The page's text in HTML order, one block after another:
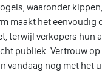
waaronder
maakt het eenvoudig
terwijl verkopers hun
publiek. Vertrouw
vandaag nog met het